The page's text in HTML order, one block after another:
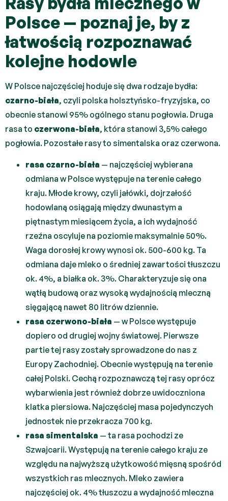
Polsce — poznaj je, by z
łatwością rozpoznawać
kolejne hodowle
W Polsce najczęściej hoduje się dwa rodzaje bydła:
czarno-biała, czyli polska holsztyńsko-fryzyjska, co
obecnie stanowi 95% ogólnego stanu pogłowia. Druga
rasa to czerwona-biała, która stanowi 3,5% całego
pogłowia. Pozostałe rasy to simentalska oraz czerwona.
rasa czarno-biała — najczęściej wybierana
odmiana w Polsce występuje na terenie całego
kraju. Młode krowy, czyli jałówki, dojrzałość
hodowlaną osiągają między dwunastym a
piętnastym miesiącem życia, a ich wydajność
rzeźna oscyluje na poziomie maksymalnie 50%.
Waga dorosłej krowy wynosi ok. 500-600 kg. Ta
odmiana daje mleko o średniej zawartości tłuszczu
ok. 4%, a białka ok. 3%. Charakteryzuje się ona
wątłą budową oraz wysoką wydajnością mleczną
sięgającą nawet 80 litrów dziennie.
rasa czerwono-biała — w Polsce występuje
dopiero od drugiej wojny światowej. Pierwsze
partie tej rasy zostały sprowadzone do nas z
Europy Zachodniej. Obecnie występują na terenie
całej Polski. Cechą rozpoznawczą tej rasy oprócz
wybarwienia jest również dobrze uwidoczniona
klatka piersiowa. Najczęściej masa pojedynczych
jednostek nie przekracza 700 kg.
rasa simentalska — ta rasa pochodzi ze
Szwajcarii. Występują na terenie całego kraju ze
względu na najwyższą użytkowość mięsną spośród
wszystkich ras mlecznych. Mleko zawiera
najczęściej ok. 4% tłuszczu a wydajność mleczna